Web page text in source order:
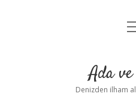
Yasal
Ada
Denizden ilham